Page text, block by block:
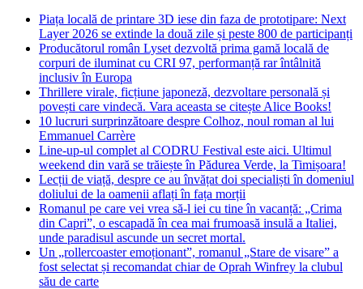
Piața locală de printare 3D iese din faza de prototipare: Next
Layer 2026 se extinde la două zile și peste 800 de participanți
Producătorul român Lyset dezvoltă prima gamă locală de
corpuri de iluminat cu CRI 97, performanță rar întâlnită
inclusiv în Europa
Thrillere virale, ficțiune japoneză, dezvoltare personală și
povești care vindecă. Vara aceasta se citește Alice Books!
10 lucruri surprinzătoare despre Colhoz, noul roman al lui
Emmanuel Carrère
Line-up-ul complet al CODRU Festival este aici. Ultimul
weekend din vară se trăiește în Pădurea Verde, la Timișoara!
Lecții de viață, despre ce au învățat doi specialiști în domeniul
doliului de la oamenii aflați în fața morții
Romanul pe care vei vrea să-l iei cu tine în vacanță: „Crima
din Capri”, o escapadă în cea mai frumoasă insulă a Italiei,
unde paradisul ascunde un secret mortal.
Un „rollercoaster emoționant”, romanul „Stare de visare” a
fost selectat și recomandat chiar de Oprah Winfrey la clubul
său de carte